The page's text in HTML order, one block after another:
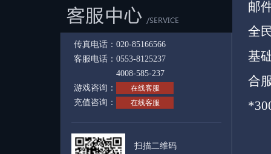
传真电话：020-85166566
客服电话：0553-8125237
4008-585-237
游戏咨询：
在线客服
充值咨询： 在线客服
扫描二维码
邮
全
基
合